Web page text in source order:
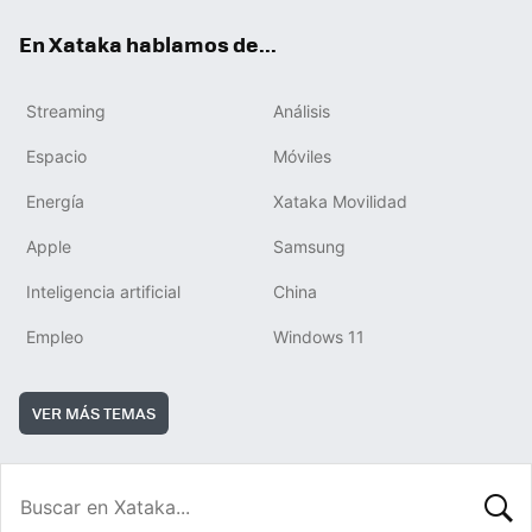
En Xataka hablamos de...
Streaming Análisis
Espacio Móviles
Energía Xataka Movilidad
Apple Samsung
Inteligencia artificial China
Empleo Windows 11
VER MÁS TEMAS